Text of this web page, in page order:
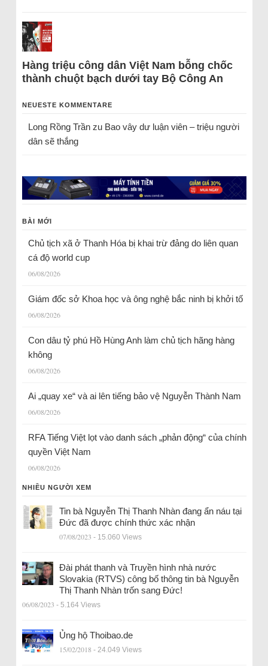
Hàng triệu công dân Việt Nam bỗng chốc
thành chuột bạch dưới tay Bộ Công An
NEUESTE KOMMENTARE
Long Rồng Trầnzu Bao vây dư luận viên – triệu người
dân sẽ thắng
BÀI MỚI
Chủ tịch xã ở Thanh Hóa bị khai trừ đảng do liên quan
cá độ world cup
06/08/2026
Giám đốc sở Khoa học và ông nghệ bắc ninh bị khởi tố
06/08/2026
Con dâu tỷ phú Hồ Hùng Anh làm chủ tịch hãng hàng
không
06/08/2026
Ai „quay xe“ và ai lên tiếng bảo vệ Nguyễn Thành Nam
06/08/2026
RFA Tiếng Việt lọt vào danh sách „phản động“ của chính
quyền Việt Nam
06/08/2026
NHIỀU NGƯỜI XEM
Tin bà Nguyễn Thị Thanh Nhàn đang ẩn náu tại
Đức đã được chính thức xác nhận
07/08/2023 - 15.060 Views
Đài phát thanh và Truyền hình nhà nước
Slovakia (RTVS) công bố thông tin bà Nguyễn
Thị Thanh Nhàn trốn sang Đức!
06/08/2023 - 5.164 Views
Ủng hộ Thoibao.de
15/02/2018 - 24.049 Views